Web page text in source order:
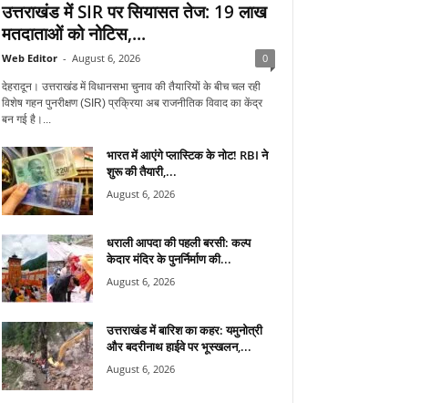
उत्तराखंड में SIR पर सियासत तेज: 19 लाख
मतदाताओं को नोटिस,...
Web Editor - August 6, 2026 0
देहरादून। उत्तराखंड में विधानसभा चुनाव की तैयारियों के बीच चल रही
विशेष गहन पुनरीक्षण (SIR) प्रक्रिया अब राजनीतिक विवाद का केंद्र
बन गई है।...
भारत में आएंगे प्लास्टिक के नोट! RBI ने
शुरू की तैयारी,...
August 6, 2026
धराली आपदा की पहली बरसी: कल्प
केदार मंदिर के पुनर्निर्माण की...
August 6, 2026
उत्तराखंड में बारिश का कहर: यमुनोत्री
और बदरीनाथ हाईवे पर भूस्खलन,...
August 6, 2026